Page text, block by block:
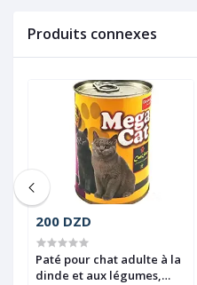
Produits connexes
200 DZD
Paté pour chat adulte à la
dinde et aux légumes,